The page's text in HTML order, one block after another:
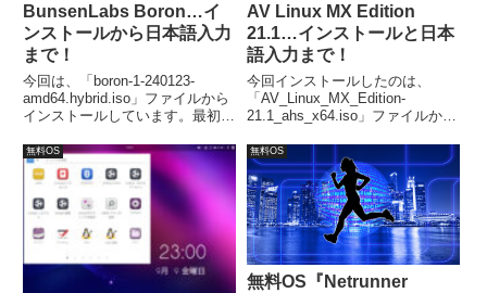
BunsenLabs Boron…イ
ンストールから日本語入力
まで！
今回は、「boron-1-240123-
amd64.hybrid.iso」ファイルから
インストールしています。最初の
選択をします。日本語入力は別途
対応が必要でした。
AV Linux MX Edition
21.1…インストールと日本
語入力まで！
今回インストールしたのは、
「AV_Linux_MX_Edition-
21.1_ahs_x64.iso」ファイルから
特に問題ないと思いますが、日本
語入力については別途対応が必要
になります。
無料OS 無料OS
無料OS『Netrunner